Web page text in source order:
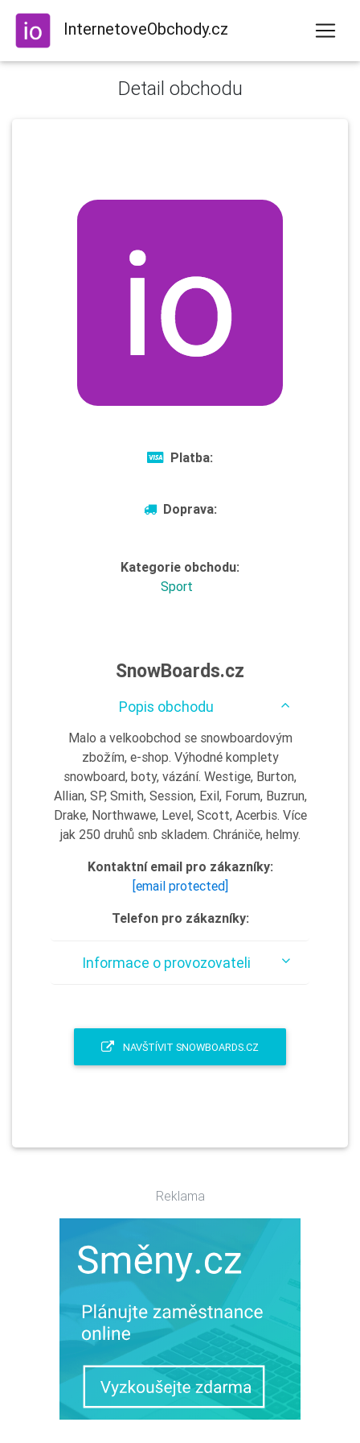
InternetoveObchody.cz
Detail obchodu
Platba:
Doprava:
Kategorie obchodu:
Sport
SnowBoards.cz
Popis obchodu
Malo a velkoobchod se snowboardovým
zbožím, e-shop. Výhodné komplety
snowboard, boty, vázání. Westige, Burton,
Allian, SP, Smith, Session, Exil, Forum, Buzrun,
Drake, Northwawe, Level, Scott, Acerbis. Více
jak 250 druhů snb skladem. Chrániče, helmy.
Kontaktní email pro zákazníky:
[email protected]
Telefon pro zákazníky:
Informace o provozovateli
NAVŠTÍVIT SNOWBOARDS.CZ
Reklama